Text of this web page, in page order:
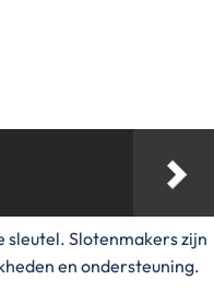
Slotenmakers zijn
en ondersteuning.